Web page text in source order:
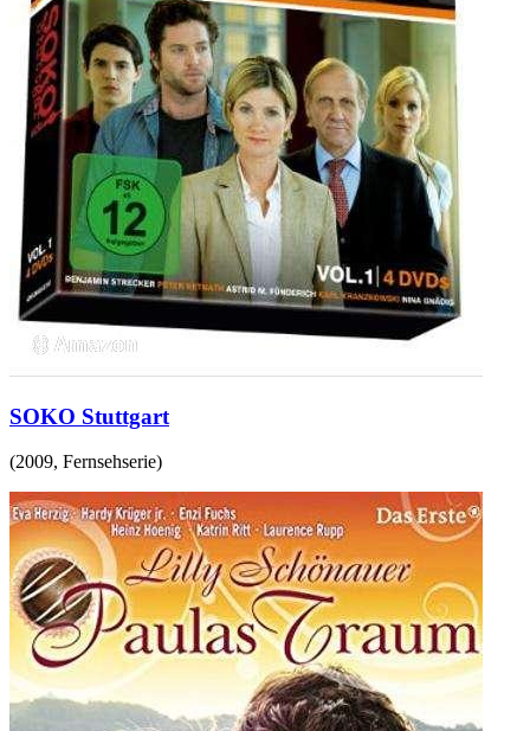
SOKO Stuttgart
(2009, Fernsehserie)